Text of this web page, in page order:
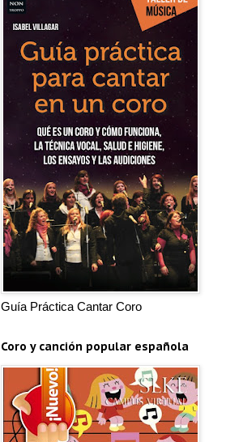
Guía Práctica Cantar Coro
Coro y canción popular española